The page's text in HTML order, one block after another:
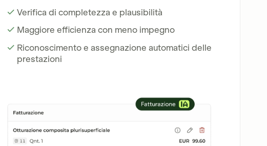
Verifica di completezza e plausibilità
Maggiore efficienza con meno impegno
Riconoscimento e assegnazione automatici delle
prestazioni